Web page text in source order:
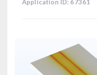
Application ID: 67361